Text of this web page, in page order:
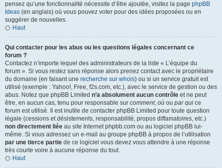
pensez qu’une fonctionnalité nécessite d’être ajoutée, visitez la page phpBB
Ideas (en anglais) où vous pouvez voter pour des idées proposées ou en
suggérer de nouvelles.
Haut
Qui contacter pour les abus ou les questions légales concernant ce
forum ?
Contactez n’importe lequel des administrateurs de la liste « L’équipe du
forum ». Si vous restez sans réponse alors prenez contact avec le propriétaire
du domaine (en faisant une recherche sur whois) ou si un service gratuit est
utilisé (exemple : Yahoo!, Free, f2s.com, etc.), avec le service de gestion ou des
abus. Notez que phpBB Limited n’a absolument aucun contrôle et ne peut
être, en aucun cas, tenu pour responsable sur comment, où ou par qui ce
forum est utilisé. Il est inutile de contacter phpBB Limited pour toute question
légale (cessions et désistements, responsabilité, propos diffamatoires, etc.)
non directement liée au site Internet phpbb.com ou au logiciel phpBB lui-
même. Si vous adressez un e-mail au groupe phpBB à propos de l’utilisation
par une tierce partie de ce logiciel vous devez vous attendre à une réponse
très courte voire à aucune réponse du tout.
Haut